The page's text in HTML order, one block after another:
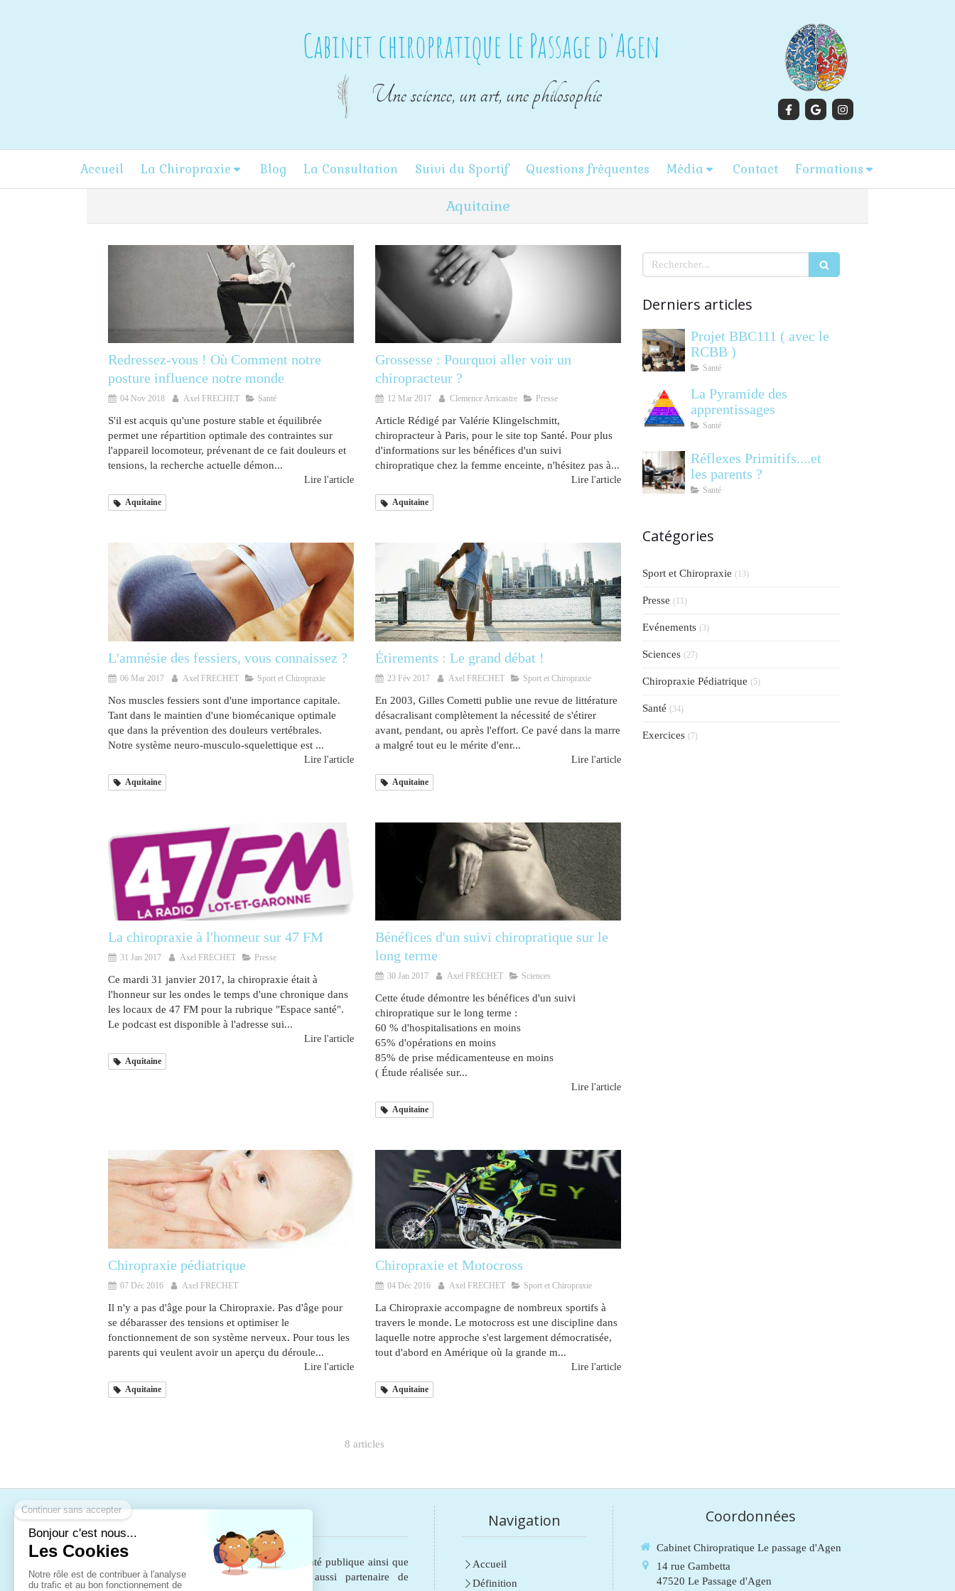
Cabinet chiropratique Le Passage d'Agen
Une science, un art, une philosophie
Accueil La Chiropraxie Blog La Consultation Suivi du Sportif Questions fréquentes Média Contact Formations
Aquitaine
Redressez-vous ! Où Comment notre
posture influence notre monde
04 Nov 2018 Axel FRECHET Santé
S'il est acquis qu'une posture stable et équilibrée
permet une répartition optimale des contraintes sur
l'appareil locomoteur, prévenant de ce fait douleurs et
tensions, la recherche actuelle démon...
Lire l'article
Aquitaine
Grossesse : Pourquoi aller voir un
chiropracteur ?
12 Mar 2017 Clemence Arricastre Presse
Article Rédigé par Valérie Klingelschmitt,
chiropracteur à Paris, pour le site top Santé. Pour plus
d'informations sur les bénéfices d'un suivi
chiropratique chez la femme enceinte, n'hésitez pas à...
Lire l'article
Aquitaine
L'amnésie des fessiers, vous connaissez ?
06 Mar 2017 Axel FRECHET Sport et Chiropraxie
Nos muscles fessiers sont d'une importance capitale.
Tant dans le maintien d'une biomécanique optimale
que dans la prévention des douleurs vertébrales.
Notre système neuro-musculo-squelettique est ...
Lire l'article
Aquitaine
Étirements : Le grand débat !
23 Fév 2017 Axel FRECHET Sport et Chiropraxie
En 2003, Gilles Cometti publie une revue de littérature
désacralisant complètement la nécessité de s'étirer
avant, pendant, ou après l'effort. Ce pavé dans la marre
a malgré tout eu le mérite d'enr...
Lire l'article
Aquitaine
La chiropraxie à l'honneur sur 47 FM
31 Jan 2017 Axel FRECHET Presse
Ce mardi 31 janvier 2017, la chiropraxie était à
l'honneur sur les ondes le temps d'une chronique dans
les locaux de 47 FM pour la rubrique "Espace santé".
Le podcast est disponible à l'adresse sui...
Lire l'article
Aquitaine
Bénéfices d'un suivi chiropratique sur le
long terme
30 Jan 2017 Axel FRECHET Sciences
Cette étude démontre les bénéfices d'un suivi
chiropratique sur le long terme :
60 % d'hospitalisations en moins
65% d'opérations en moins
85% de prise médicamenteuse en moins
( Étude réalisée sur...
Lire l'article
Aquitaine
Chiropraxie pédiatrique
07 Déc 2016 Axel FRECHET
Il n'y a pas d'âge pour la Chiropraxie. Pas d'âge pour
se débarasser des tensions et optimiser le
fonctionnement de son système nerveux. Pour tous les
parents qui veulent avoir un aperçu du déroule...
Lire l'article
Aquitaine
Chiropraxie et Motocross
04 Déc 2016 Axel FRECHET Sport et Chiropraxie
La Chiropraxie accompagne de nombreux sportifs à
travers le monde. Le motocross est une discipline dans
laquelle notre approche s'est largement démocratisée,
tout d'abord en Amérique où la grande m...
Lire l'article
Aquitaine
8 articles
Rechercher
Derniers articles
Projet BBC111 ( avec le
RCBB )
Santé
La Pyramide des
apprentissages
Santé
Réflexes Primitifs....et
les parents ?
Santé
Catégories
Sport et Chiropraxie (13)
Presse (11)
Evénements (3)
Sciences (27)
Chiropraxie Pédiatrique (5)
Santé (34)
Exercices (7)
est reconnue par le code de santé publique ainsi que
par la communauté médicale. Elle est aussi partenaire de
Navigation
Accueil
Définition
Coordonnées
Cabinet Chiropratique Le passage d'Agen
14 rue Gambetta
47520 Le Passage d'Agen